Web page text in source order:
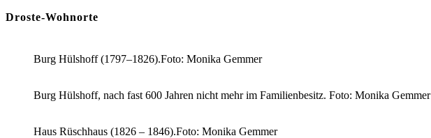
Droste-Wohnorte
Burg Hülshoff (1797–1826).Foto: Monika Gemmer
Burg Hülshoff, nach fast 600 Jahren nicht mehr im Familienbesitz. Foto: Monika Gemmer
Haus Rüschhaus (1826 – 1846).Foto: Monika Gemmer